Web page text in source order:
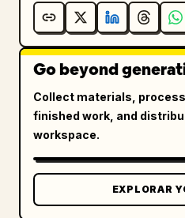
Go beyond
Collect materials,
finished work, and
workspace.
EXPLORAR